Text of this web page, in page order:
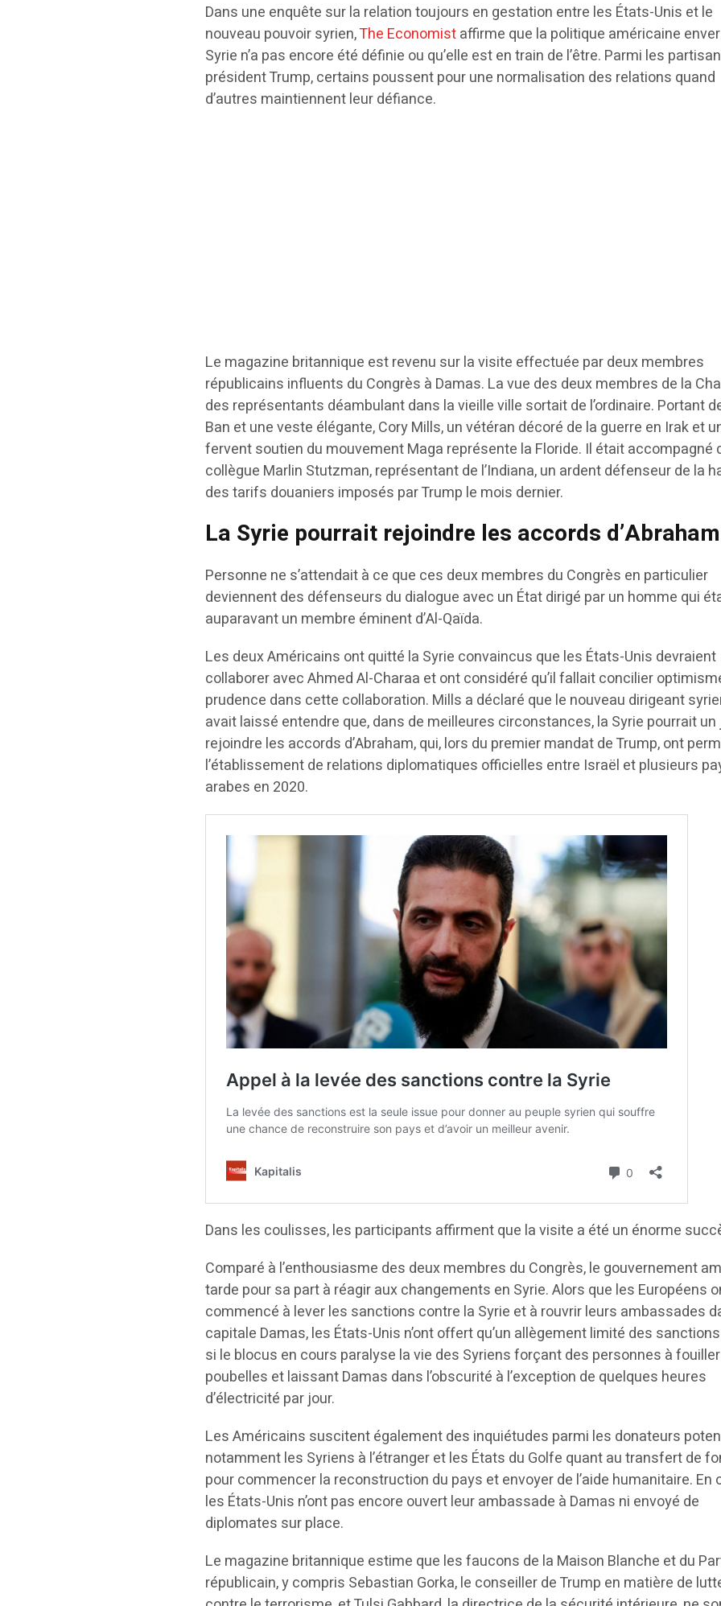
Dans une enquête sur la relation toujours en gestation entre les États-Unis et le
nouveau pouvoir syrien,The Economistaffirme que la politique américaine
Syrie n’a pas encore été définie ou qu’elle est en train de l’être. Parmi les
président Trump, certains poussent pour une normalisation des relations quand
d’autres maintiennent leur défiance.
Le magazine britannique est revenu sur la visite effectuée par deux membres
républicains influents du Congrès à Damas. La vue des deux membres de la
des représentants déambulant dans la vieille ville sortait de l’ordinaire. Portant
Ban et une veste élégante, Cory Mills, un vétéran décoré de la guerre en Irak et
fervent soutien du mouvement Maga représente la Floride. Il était accompagné
collègue Marlin Stutzman, représentant de l’Indiana, un ardent défenseur de la
des tarifs douaniers imposés par Trump le mois dernier.
La Syrie pourrait rejoindre les accords d’Abraham
Personne ne s’attendait à ce que ces deux membres du Congrès en particulier
deviennent des défenseurs du dialogue avec un État dirigé par un homme qui
auparavant un membre éminent d’Al-Qaïda.
Les deux Américains ont quitté la Syrie convaincus que les États-Unis devraient
collaborer avec Ahmed Al-Charaa et ont considéré qu’il fallait concilier
prudence dans cette collaboration. Mills a déclaré que le nouveau dirigeant
avait laissé entendre que, dans de meilleures circonstances, la Syrie pourrait un
rejoindre les accords d’Abraham, qui, lors du premier mandat de Trump, ont
l’établissement de relations diplomatiques officielles entre Israël et plusieurs
arabes en 2020.
Dans les coulisses, les participants affirment que la visite a été un énorme
Comparé à l’enthousiasme des deux membres du Congrès, le gouvernement
tarde pour sa part à réagir aux changements en Syrie. Alors que les Européens
commencé à lever les sanctions contre la Syrie et à rouvrir leurs ambassades
capitale Damas, les États-Unis n’ont offert qu’un allègement limité des
si le blocus en cours paralyse la vie des Syriens forçant des personnes à
poubelles et laissant Damas dans l’obscurité à l’exception de quelques heures
d’électricité par jour.
Les Américains suscitent également des inquiétudes parmi les donateurs
notamment les Syriens à l’étranger et les États du Golfe quant au transfert de
pour commencer la reconstruction du pays et envoyer de l’aide humanitaire. En
les États-Unis n’ont pas encore ouvert leur ambassade à Damas ni envoyé de
diplomates sur place.
Le magazine britannique estime que les faucons de la Maison Blanche et du
républicain, y compris Sebastian Gorka, le conseiller de Trump en matière de